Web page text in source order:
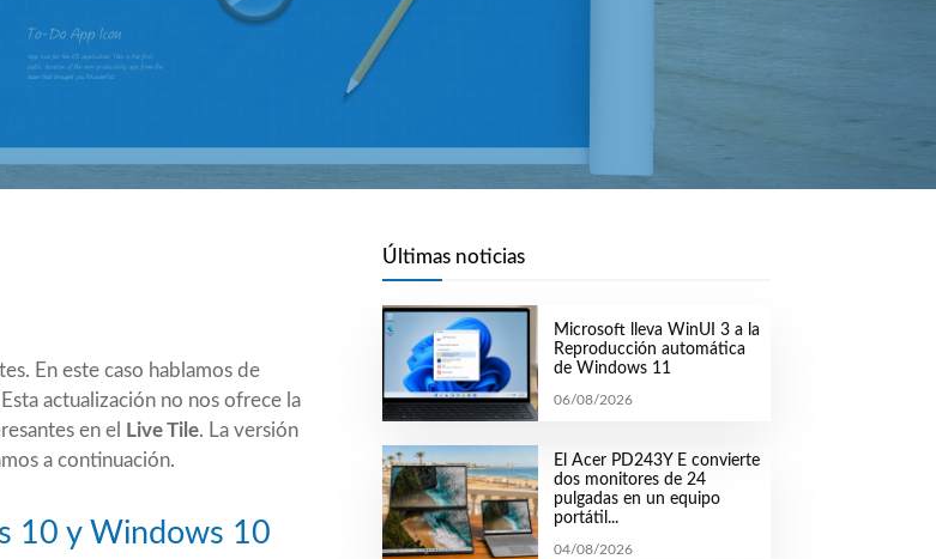
En este caso hablamos de
Esta actualización no nos ofrece la
en el
Live Tile. La versión
a continuación.
10 y Windows 10
Últimas noticias
Microsoft lleva WinUI 3 a la
Reproducción automática
de Windows 11
06/08/2026
El Acer PD243Y E convierte
dos monitores de 24
pulgadas en un equipo
portátil...
04/08/2026